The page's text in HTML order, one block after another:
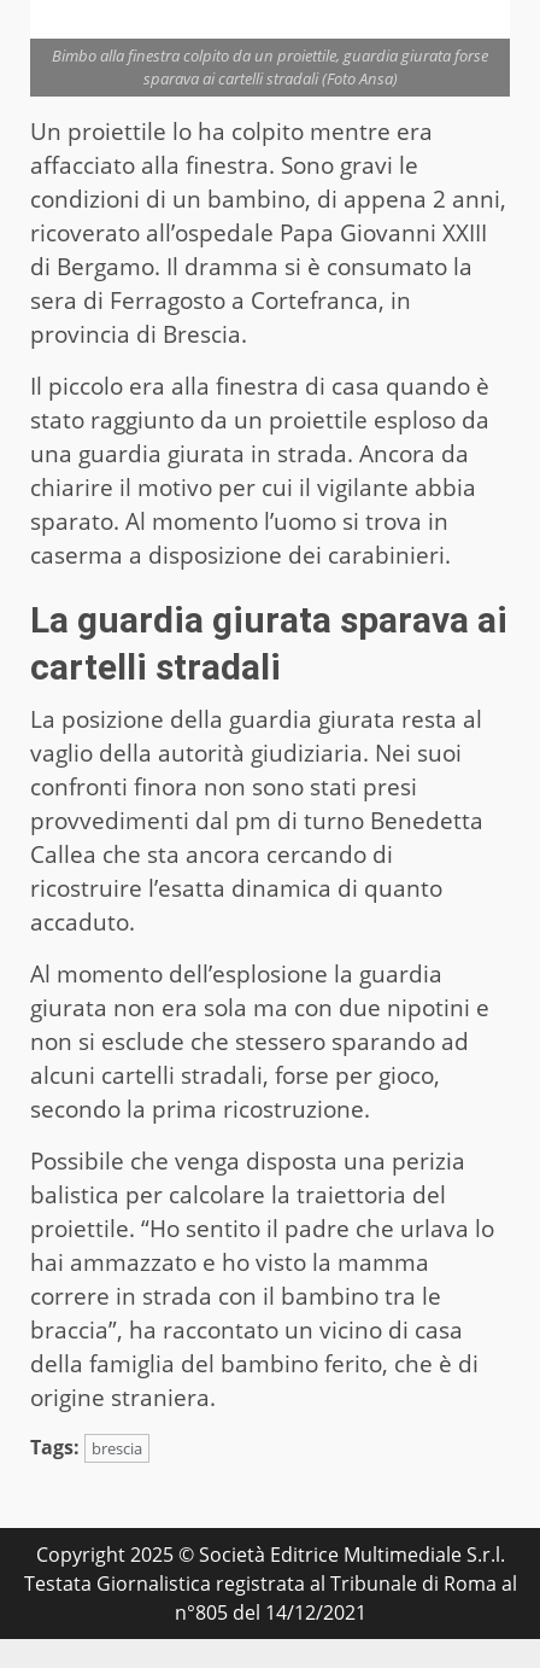
Bimbo alla finestra colpito da un proiettile, guardia giurata forse
sparava ai cartelli stradali (Foto Ansa)
Un proiettile lo ha colpito mentre era
affacciato alla finestra. Sono gravi le
condizioni di un bambino, di appena 2 anni,
ricoverato all’ospedale Papa Giovanni XXIII
di Bergamo. Il dramma si è consumato la
sera di Ferragosto a Cortefranca, in
provincia di Brescia.
Il piccolo era alla finestra di casa quando è
stato raggiunto da un proiettile esploso da
una guardia giurata in strada. Ancora da
chiarire il motivo per cui il vigilante abbia
sparato. Al momento l’uomo si trova in
caserma a disposizione dei carabinieri.
La guardia giurata sparava ai
cartelli stradali
La posizione della guardia giurata resta al
vaglio della autorità giudiziaria. Nei suoi
confronti finora non sono stati presi
provvedimenti dal pm di turno Benedetta
Callea che sta ancora cercando di
ricostruire l’esatta dinamica di quanto
accaduto.
Al momento dell’esplosione la guardia
giurata non era sola ma con due nipotini e
non si esclude che stessero sparando ad
alcuni cartelli stradali, forse per gioco,
secondo la prima ricostruzione.
Possibile che venga disposta una perizia
balistica per calcolare la traiettoria del
proiettile. “Ho sentito il padre che urlava lo
hai ammazzato e ho visto la mamma
correre in strada con il bambino tra le
braccia”, ha raccontato un vicino di casa
della famiglia del bambino ferito, che è di
origine straniera.
Tags: brescia
Copyright 2025 © Società Editrice Multimediale S.r.l.
Testata Giornalistica registrata al Tribunale di Roma al
n°805 del 14/12/2021